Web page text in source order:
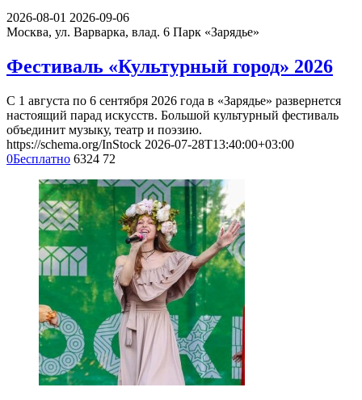
2026-08-01 2026-09-06
Москва, ул. Варварка, влад. 6 Парк «Зарядье»
Фестиваль «Культурный город» 2026
С 1 августа по 6 сентября 2026 года в «Зарядье» развернется
настоящий парад искусств. Большой культурный фестиваль
объединит музыку, театр и поэзию.
https://schema.org/InStock 2026-07-28T13:40:00+03:00
0Бесплатно 6324 72